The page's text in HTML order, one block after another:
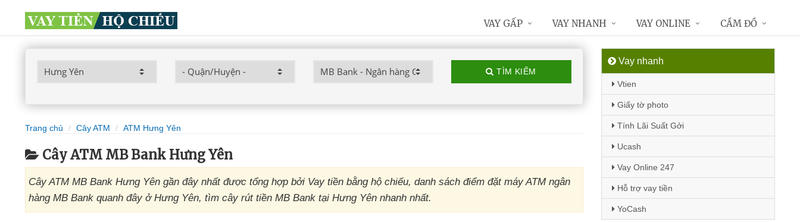
TÌM KIẾM
Trang chủ Cây ATM ATM Hưng Yên
Cây ATM MB Bank Hưng Yên
Cây ATM MB Bank Hưng Yên gần đây nhất được tổng hợp bởi Vay tiền bằng hộ chiếu, danh sách điểm đặt máy ATM ngân
hàng MB Bank quanh đây ở Hưng Yên, tìm cây rút tiền MB Bank tại Hưng Yên nhanh nhất.
Vay nhanh
Vtien
Giấy tờ photo
Tính Lãi Suất Gởi
Ucash
Vay Online 247
Hỗ trợ vay tiền
YoCash
VAY GẤP VAY NHANH VAY ONLINE CẦM ĐỒ